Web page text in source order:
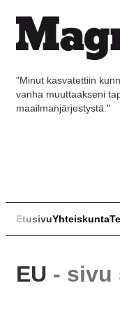
"Minut kasvatettiin
vanha muuttaakseni
maailmanjärjestystä."
EtusivuYhteiskunta
EU - sivu